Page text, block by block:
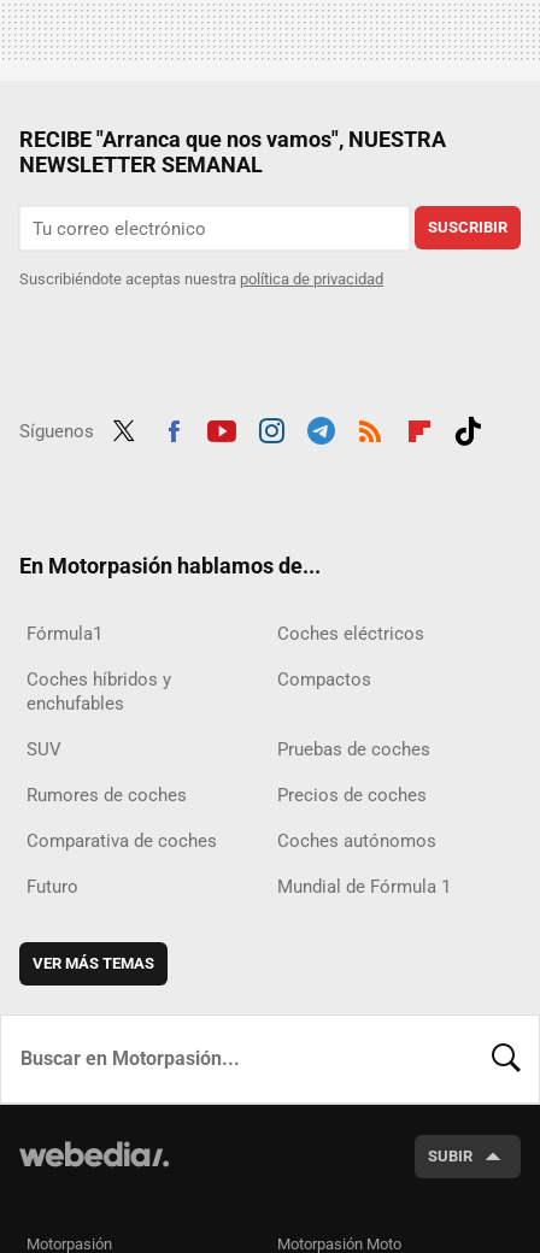
RECIBE "Arranca que nos vamos", NUESTRA
NEWSLETTER SEMANAL
SUSCRIBIR
Suscribiéndote aceptas nuestra política de privacidad
Síguenos
En Motorpasión hablamos de...
Fórmula1 Coches eléctricos
Coches híbridos y
enchufables
Compactos
SUV Pruebas de coches
Rumores de coches Precios de coches
Comparativa de coches Coches autónomos
Futuro Mundial de Fórmula 1
VER MÁS TEMAS
SUBIR
Motorpasión Motorpasión Moto